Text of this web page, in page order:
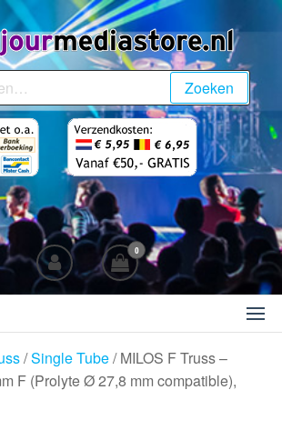
Professionals in
Zoeken
0
/Single Tube/ MILOS F Truss –
F (Prolyte Ø 27,8 mm compatible),